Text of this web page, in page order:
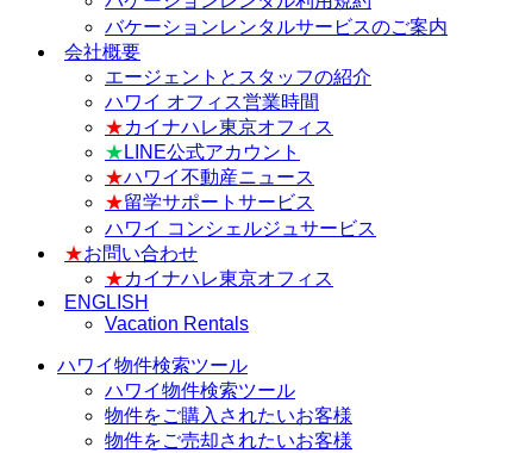
バケーションレンタルサービスのご案内
会社概要
エージェントとスタッフの紹介
ハワイ オフィス営業時間
★カイナハレ東京オフィス
★ LINE公式アカウント
★ハワイ不動産ニュース
★留学サポートサービス
ハワイ コンシェルジュサービス
★お問い合わせ
★カイナハレ東京オフィス
ENGLISH
Vacation Rentals
ハワイ物件検索ツール
ハワイ物件検索ツール
物件をご購入されたいお客様
物件をご売却されたいお客様